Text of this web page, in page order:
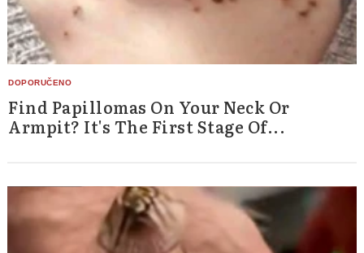
Find Papillomas On Your Neck Or
Armpit? It's The First Stage Of...